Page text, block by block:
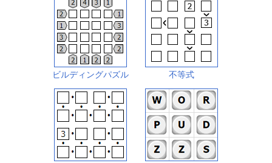
ビルディングパズル 不等式